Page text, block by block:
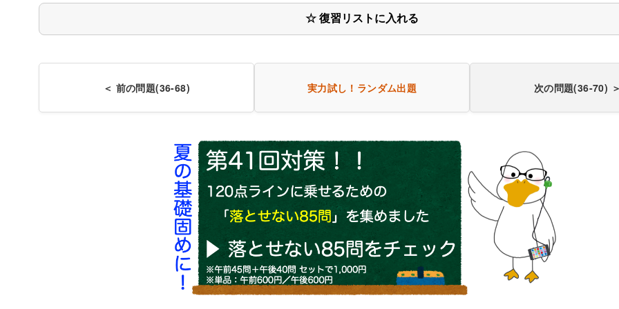
基礎栄養学
解説付き60問を見る（PDF・500円）
☆ 復習リストに入れる
＜ 前の問題(36-68) 実力試し！ ランダム出題 次の問題(36-70)